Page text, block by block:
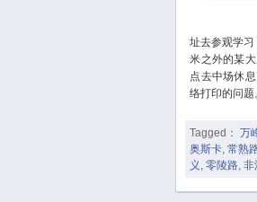
址去参观学
米之外的某
点去中场休
络打印的问题
Tagged： 万
奥斯卡, 常熟
义 , 零陵路, 非